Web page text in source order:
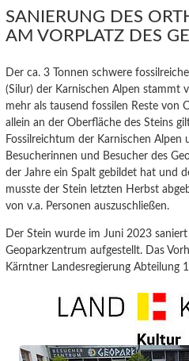
SANIERUNG DES
AM VORPLATZ DES
Der ca. 3 Tonnen schwere
(Silur) der Karnischen Alpen stammt
mehr als tausend fossilen Reste von
allein an der Oberfläche des Steins
Fossilreichtum der Karnischen Alpen
Besucherinnen und Besucher des
der Jahre ein Spalt gebildet hat und
musste der Stein letzten Herbst
von v.a. Personen auszuschließen.
Der Stein wurde im Juni 2023
Geoparkzentrum aufgestellt. Das
Kärntner Landesregierung